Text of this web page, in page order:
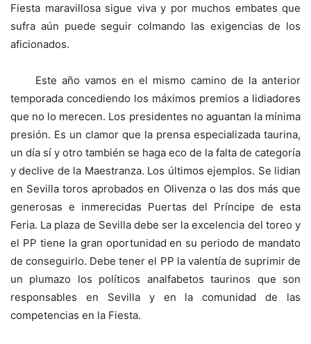
Fiesta maravillosa sigue viva y por muchos embates que
sufra aún puede seguir colmando las exigencias de los
aficionados.
Este año vamos en el mismo camino de la anterior
temporada concediendo los máximos premios a lidiadores
que no lo merecen. Los presidentes no aguantan la mínima
presión. Es un clamor que la prensa especializada taurina,
un día sí y otro también se haga eco de la falta de categoría
y declive de la Maestranza. Los últimos ejemplos. Se lidian
en Sevilla toros aprobados en Olivenza o las dos más que
generosas e inmerecidas Puertas del Príncipe de esta
Feria. La plaza de Sevilla debe ser la excelencia del toreo y
el PP tiene la gran oportunidad en su periodo de mandato
de conseguirlo. Debe tener el PP la valentía de suprimir de
un plumazo los políticos analfabetos taurinos que son
responsables en Sevilla y en la comunidad de las
competencias en la Fiesta.